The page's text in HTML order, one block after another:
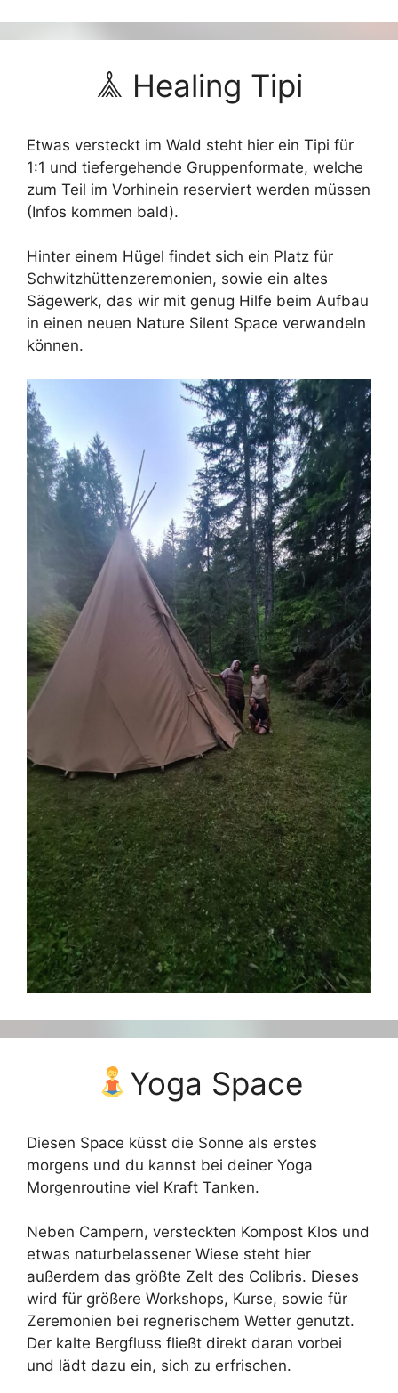
𖣰 Healing Tipi
Etwas versteckt im Wald steht hier ein Tipi für
1:1 und tiefergehende Gruppenformate, welche
zum Teil im Vorhinein reserviert werden müssen
(Infos kommen bald).
Hinter einem Hügel findet sich ein Platz für
Schwitzhüttenzeremonien, sowie ein altes
Sägewerk, das wir mit genug Hilfe beim Aufbau
in einen neuen Nature Silent Space verwandeln
können.
Yoga Space
Diesen Space küsst die Sonne als erstes
morgens und du kannst bei deiner Yoga
Morgenroutine viel Kraft Tanken.
Neben Campern, versteckten Kompost Klos und
etwas naturbelassener Wiese steht hier
außerdem das größte Zelt des Colibris. Dieses
wird für größere Workshops, Kurse, sowie für
Zeremonien bei regnerischem Wetter genutzt.
Der kalte Bergfluss fließt direkt daran vorbei
und lädt dazu ein, sich zu erfrischen.